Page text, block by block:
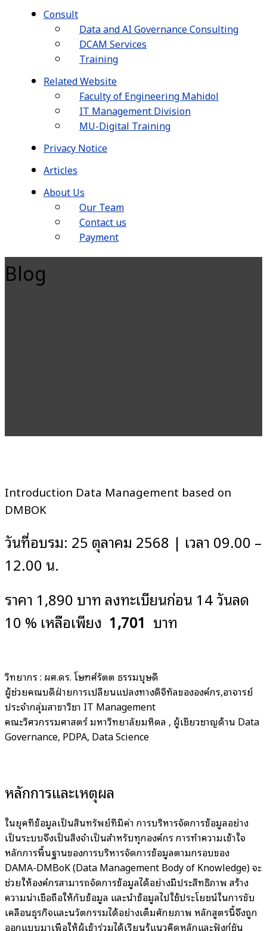
Consult
Data and AI Governance Consulting
DCAM Services
Training
Related Website
Faculty of Engineering Mahidol
IT Management Division
MU-Digital Training
Privacy Notice
Articles
About Us
Our Team
Contact us
Payment
Blog
Introduction Data Management based on
DMBOK
วันที่อบรม: 25 ตุลาคม 2568 | เวลา 09.00 –
12.00 น.
ราคา 1,890 บาท ลงทะเบียนก่อน 14 วันลด
10 % เหลือเพียง 1,701 บาท
วิทยากร : ผศ.ดร. โษฑศ์รัตต ธรรมบุษดี
ผู้ช่วยคณบดีฝ่ายการเปลี่ยนแปลงทางดิจิทัลขององค์กร,อาจารย์
ประจำกลุ่มสาขาวิชา IT Management
คณะวิศวกรรมศาสตร์ มหาวิทยาลัยมหิดล , ผู้เชี่ยวชาญด้าน Data
Governance, PDPA, Data Science
หลักการและเหตุผล
ในยุคที่ข้อมูลเป็นสินทรัพย์ที่มีค่า การบริหารจัดการข้อมูลอย่าง
เป็นระบบจึงเป็นสิ่งจำเป็นสำหรับทุกองค์กร การทำความเข้าใจ
หลักการพื้นฐานของการบริหารจัดการข้อมูลตามกรอบของ
DAMA-DMBoK (Data Management Body of Knowledge) จะ
ช่วยให้องค์กรสามารถจัดการข้อมูลได้อย่างมีประสิทธิภาพ สร้าง
ความน่าเชื่อถือให้กับข้อมูล และนำข้อมูลไปใช้ประโยชน์ในการขับ
เคลื่อนธุรกิจและนวัตกรรมได้อย่างเต็มศักยภาพ หลักสูตรนี้จึงถูก
ออกแบบมาเพื่อให้ผู้เข้าร่วมได้เรียนรู้แนวคิดหลักและฟังก์ชัน